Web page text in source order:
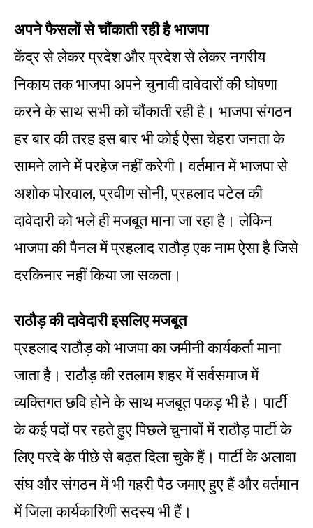
अपने फैसलों से चौंकाती रही है भाजपा
केंद्र से लेकर प्रदेश और प्रदेश से लेकर नगरीय
निकाय तक भाजपा अपने चुनावी दावेदारों की घोषणा
करने के साथ सभी को चौंकाती रही है। भाजपा संगठन
हर बार की तरह इस बार भी कोई ऐसा चेहरा जनता के
सामने लाने में परहेज नहीं करेगी। वर्तमान में भाजपा से
अशोक पोरवाल, प्रवीण सोनी, प्रहलाद पटेल की
दावेदारी को भले ही मजबूत माना जा रहा है। लेकिन
भाजपा की पैनल में प्रहलाद राठौड़ एक नाम ऐसा है जिसे
दरकिनार नहीं किया जा सकता।
राठौड़ की दावेदारी इसलिए मजबूत
प्रहलाद राठौड़ को भाजपा का जमीनी कार्यकर्ता माना
जाता है। राठौड़ की रतलाम शहर में सर्वसमाज में
व्यक्तिगत छवि होने के साथ मजबूत पकड़ भी है। पार्टी
के कई पदों पर रहते हुए पिछले चुनावों में राठौड़ पार्टी के
लिए परदे के पीछे से बढ़त दिला चुके हैं। पार्टी के अलावा
संघ और संगठन में भी गहरी पैठ जमाए हुए हैं और वर्तमान
में जिला कार्यकारिणी सदस्य भी हैं।